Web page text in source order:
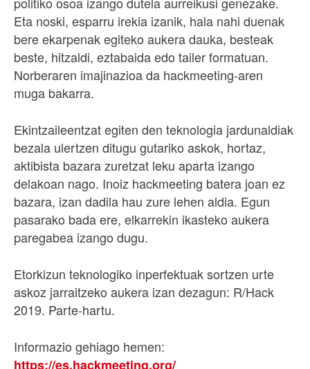
Eta noski, esparru irekia izanik, hala nahi duenak
bere ekarpenak egiteko aukera dauka, besteak
beste, hitzaldi, eztabaida edo tailer formatuan.
Norberaren imajinazioa da hackmeeting-aren
muga bakarra.
Ekintzaileentzat egiten den teknologia jardunaldiak
bezala ulertzen ditugu gutariko askok, hortaz,
aktibista bazara zuretzat leku aparta izango
delakoan nago. Inoiz hackmeeting batera joan ez
bazara, izan dadila hau zure lehen aldia. Egun
pasarako bada ere, elkarrekin ikasteko aukera
paregabea izango dugu.
Etorkizun teknologiko inperfektuak sortzen urte
askoz jarraitzeko aukera izan dezagun: R/Hack
2019. Parte-hartu.
Informazio gehiago hemen:
https://es.hackmeeting.org/